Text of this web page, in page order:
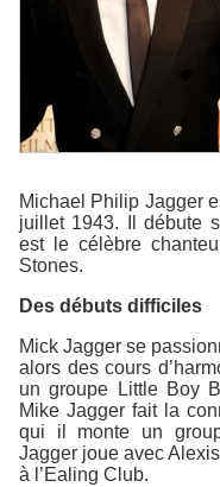
Michael Philip Jagger
juillet 1943. Il débute
est le célèbre
Stones.
Des débuts difficiles
Mick Jagger se
alors des cours
un groupe Little Boy
Mike Jagger fait la
qui il monte un
Jagger joue avec
à l’Ealing Club.